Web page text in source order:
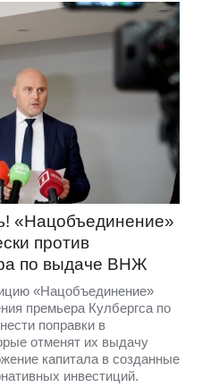
«Нацобъединение»
против
по выдаче ВНЖ
«Нацобъединение»
премьера Кулбергса по
поправки в
отменят их выдачу
капитала в созданные
инвестиций.